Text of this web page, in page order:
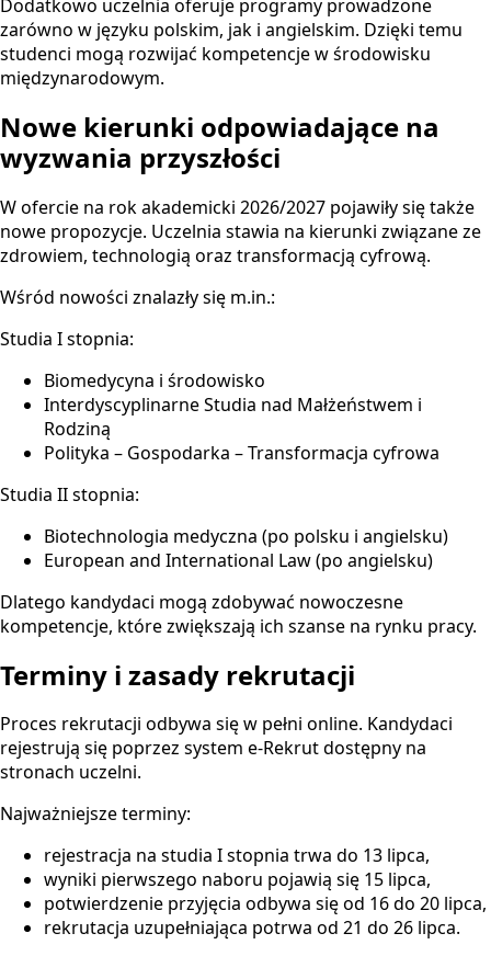
Dodatkowo uczelnia oferuje programy prowadzone
zarówno w języku polskim, jak i angielskim. Dzięki temu
studenci mogą rozwijać kompetencje w środowisku
międzynarodowym.
Nowe kierunki odpowiadające na
wyzwania przyszłości
W ofercie na rok akademicki 2026/2027 pojawiły się także
nowe propozycje. Uczelnia stawia na kierunki związane ze
zdrowiem, technologią oraz transformacją cyfrową.
Wśród nowości znalazły się m.in.:
Studia I stopnia:
Biomedycyna i środowisko
Interdyscyplinarne Studia nad Małżeństwem i
Rodziną
Polityka – Gospodarka – Transformacja cyfrowa
Studia II stopnia:
Biotechnologia medyczna (po polsku i angielsku)
European and International Law (po angielsku)
Dlatego kandydaci mogą zdobywać nowoczesne
kompetencje, które zwiększają ich szanse na rynku pracy.
Terminy i zasady rekrutacji
Proces rekrutacji odbywa się w pełni online. Kandydaci
rejestrują się poprzez system e-Rekrut dostępny na
stronach uczelni.
Najważniejsze terminy:
rejestracja na studia I stopnia trwa do 13 lipca,
wyniki pierwszego naboru pojawią się 15 lipca,
potwierdzenie przyjęcia odbywa się od 16 do 20 lipca,
rekrutacja uzupełniająca potrwa od 21 do 26 lipca.